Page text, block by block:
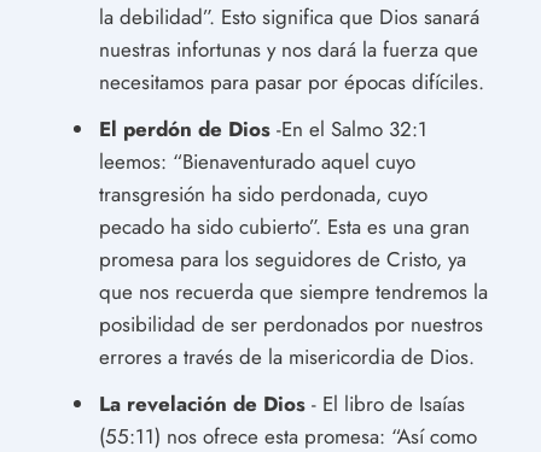
la debilidad”. Esto significa que Dios sanará
nuestras infortunas y nos dará la fuerza que
necesitamos para pasar por épocas difíciles.
El perdón de Dios -En el Salmo 32:1
leemos: “Bienaventurado aquel cuyo
transgresión ha sido perdonada, cuyo
pecado ha sido cubierto”. Esta es una gran
promesa para los seguidores de Cristo, ya
que nos recuerda que siempre tendremos la
posibilidad de ser perdonados por nuestros
errores a través de la misericordia de Dios.
La revelación de Dios - El libro de Isaías
(55:11) nos ofrece esta promesa: “Así como